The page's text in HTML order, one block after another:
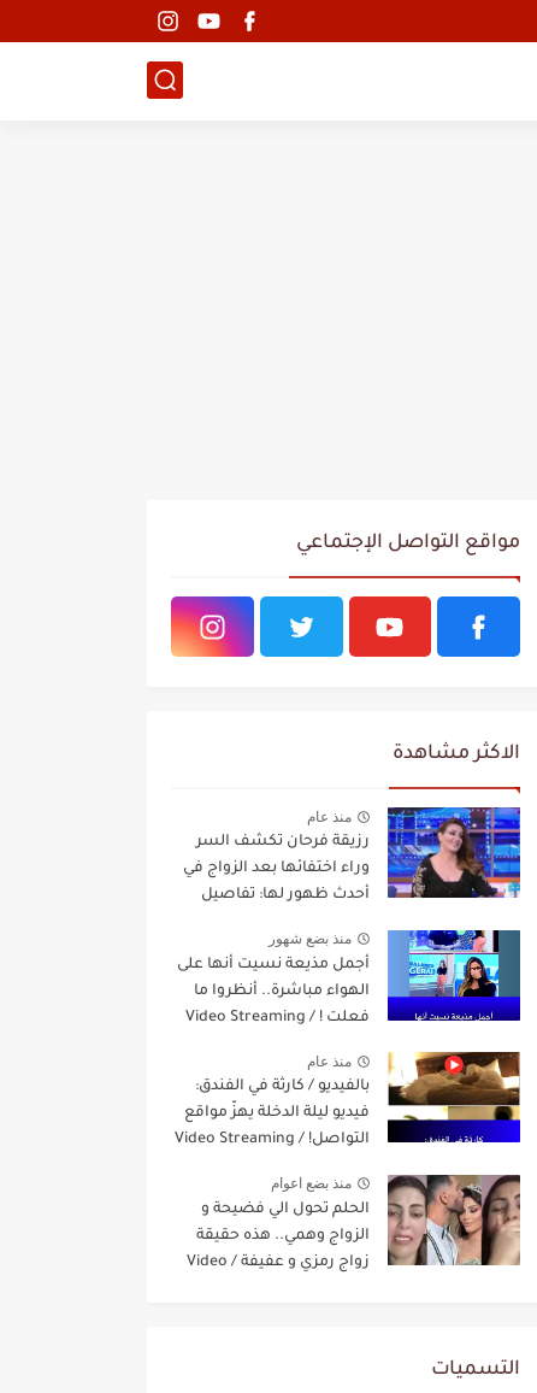
مواقع التواصل الإجتماعي
الاكثر مشاهدة
منذ عام
رزيقة فرحان تكشف السر
وراء اختفائها بعد الزواج في
أحدث ظهور لها: تفاصيل
منذ بضع شهور
أجمل مذيعة نسيت أنها على
الهواء مباشرة.. أنظروا ما
فعلت ! / Video Streaming
منذ عام
بالفيديو / كارثة في الفندق:
فيديو ليلة الدخلة يهزّ مواقع
التواصل! / Video Streaming
منذ بضع اعوام
الحلم تحول الي فضيحة و
الزواج وهمي.. هذه حقيقة
زواج رمزي و عفيفة / Video
التسميات